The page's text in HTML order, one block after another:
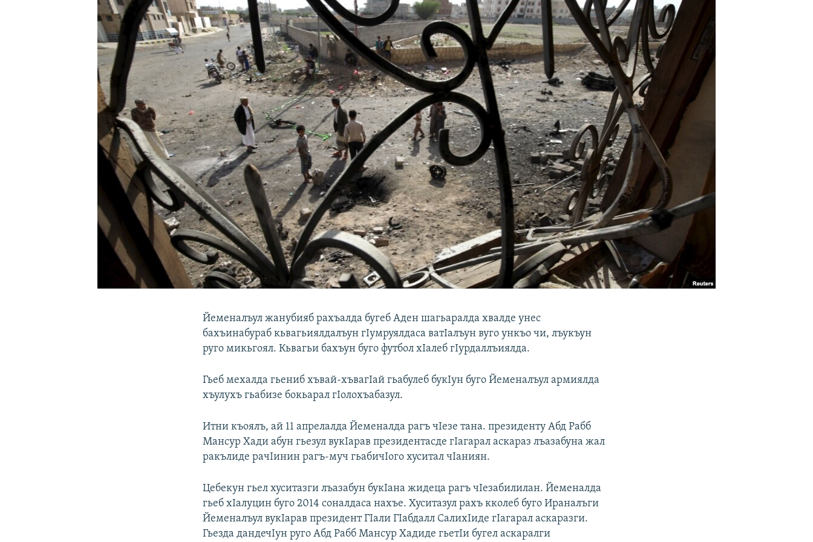
ПОДПИШИТЕСЬ НА РАССЫЛКУ
Йеменалъул жанубияб рахъалда бугеб Аден шагьаралда хвалде унес
бахъинабураб кьвагьиялдалъун гIумруялдаса ватIалъун вуго ункъо чи, лъукъун
руго микьгоял. Кьвагьи бахъун буго футбол хIалеб гIурдаллъиялда.
Гьеб мехалда гьениб хъвай-хъвагIай гьабулеб букIун буго Йеменалъул армиялда
хъулухъ гьабизе бокьарал гIолохъабазул.
Итни къоялъ, ай 11 апрелалда Йеменалда рагъ чIезе тана. президенту Абд Рабб
Мансур Хади абун гьезул вукIарав президентасде гIагарал аскараз лъазабуна жал
ракълиде рачIинин рагъ-муч гьабичIого хуситал чIаниян.
Цебекун гьел хуситазги лъазабун букIана жидеца рагъ чIезабилилан. Йеменалда
гьеб хIалуцин буго 2014 соналдаса нахъе. Хуситазул рахъ кколеб буго Ираналъги
Йеменалъул вукIарав президент ГIали ГIабдалл СалихIиде гIагарал аскаразги.
Гьезда дандечIун руго Абд Рабб Мансур Хадиде гьетIи бугел аскаралги